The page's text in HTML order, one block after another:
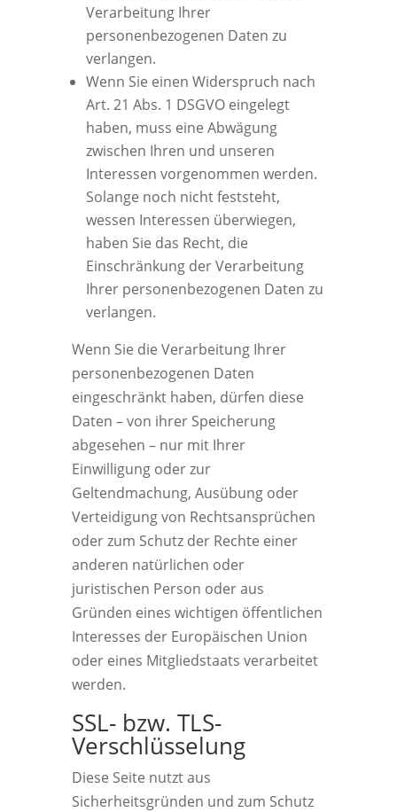
Verarbeitung Ihrer
personenbezogenen Daten zu
verlangen.
Wenn Sie einen Widerspruch nach
Art. 21 Abs. 1 DSGVO eingelegt
haben, muss eine Abwägung
zwischen Ihren und unseren
Interessen vorgenommen werden.
Solange noch nicht feststeht,
wessen Interessen überwiegen,
haben Sie das Recht, die
Einschränkung der Verarbeitung
Ihrer personenbezogenen Daten zu
verlangen.
Wenn Sie die Verarbeitung Ihrer
personenbezogenen Daten
eingeschränkt haben, dürfen diese
Daten – von ihrer Speicherung
abgesehen – nur mit Ihrer
Einwilligung oder zur
Geltendmachung, Ausübung oder
Verteidigung von Rechtsansprüchen
oder zum Schutz der Rechte einer
anderen natürlichen oder
juristischen Person oder aus
Gründen eines wichtigen öffentlichen
Interesses der Europäischen Union
oder eines Mitgliedstaats verarbeitet
werden.
SSL- bzw. TLS-
Verschlüsselung
Diese Seite nutzt aus
Sicherheitsgründen und zum Schutz